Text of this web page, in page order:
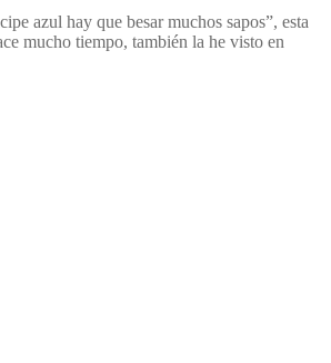
azul hay que besar muchos sapos”, esta
mucho tiempo, también la he visto en